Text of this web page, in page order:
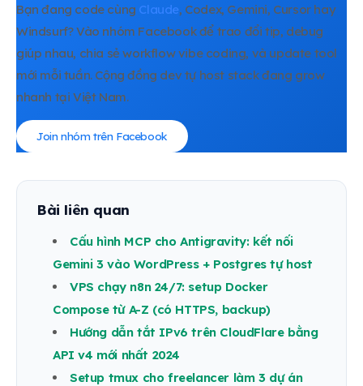
Bạn đang code cùng Claude, Codex, Gemini, Cursor hay
Windsurf? Vào nhóm Facebook để trao đổi tip, debug
giúp nhau, chia sẻ workflow vibe coding, và update tool
mới mỗi tuần. Cộng đồng dev tự host stack đang grow
nhanh tại Việt Nam.
Join nhóm trên Facebook
Bài liên quan
Cấu hình MCP cho Antigravity: kết nối
Gemini 3 vào WordPress + Postgres tự host
VPS chạy n8n 24/7: setup Docker
Compose từ A-Z (có HTTPS, backup)
Hướng dẫn tắt IPv6 trên CloudFlare bằng
API v4 mới nhất 2024
Setup tmux cho freelancer làm 3 dự án